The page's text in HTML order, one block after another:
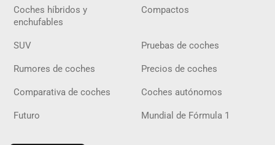
Coches híbridos y
enchufables
Compactos
SUV Pruebas de coches
Rumores de coches Precios de coches
Comparativa de coches Coches autónomos
Futuro Mundial de Fórmula 1